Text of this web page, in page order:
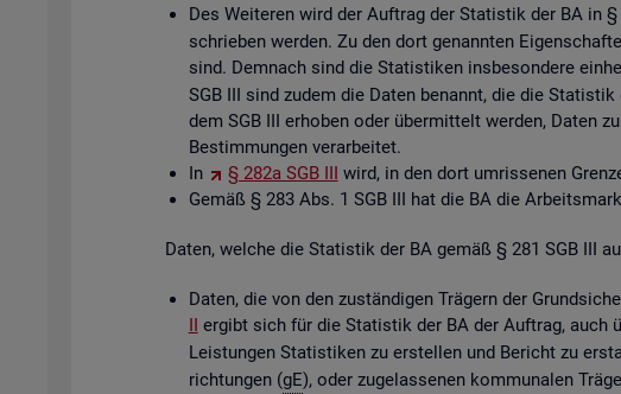
Des Wei­te­ren wird der Auf­trag der Sta­tis­tik der BA in §
schrie­ben wer­den. Zu den dort ge­nann­ten
sind. Dem­nach sind die Sta­tis­ti­ken ins­be­son­de­re
SGB III sind zudem die Daten be­nannt, die die
dem SGB III er­ho­ben oder über­mit­telt wer­den, Daten
Be­stim­mun­gen ver­ar­bei­tet.
In
§ 282a SGB III wird, in den dort um­ris­se­nen
Gemäß § 283 Abs. 1 SGB III hat die BA die
Daten, wel­che die Sta­tis­tik der BA gemäß § 281 SGB III
Daten, die von den zu­stän­di­gen Trä­gern der
II er­gibt sich für die Sta­tis­tik der BA der Auf­trag, auch
Leis­tun­gen Sta­tis­ti­ken zu er­stel­len und Be­richt zu
rich­tun­gen (gE), oder zu­ge­las­se­nen kom­mu­na­len